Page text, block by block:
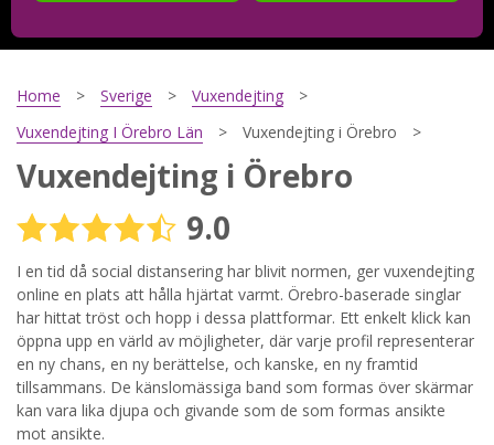
Steg2
Steg3
Din mailadress?
Genom att registrera godkänner jag
och
Sekretesspolicyn . Jag godkänner att ta emot information och
reklam via e-post från hemsidans operatörer. Jag kan dra
tillbaka godkännande när jag vill.
Home Sverige
Vuxendejting
Vuxendejting I Örebro Län
Vuxendejting i Örebro
Vuxendejting i Örebro
9.0
I en tid då social distansering har blivit normen, ger vuxendejting
online en plats att hålla hjärtat varmt. Örebro-baserade singlar
har hittat tröst och hopp i dessa plattformar. Ett enkelt klick kan
öppna upp en värld av möjligheter, där varje profil representerar
en ny chans, en ny berättelse, och kanske, en ny framtid
tillsammans. De känslomässiga band som formas över skärmar
kan vara lika djupa och givande som de som formas ansikte
mot ansikte.